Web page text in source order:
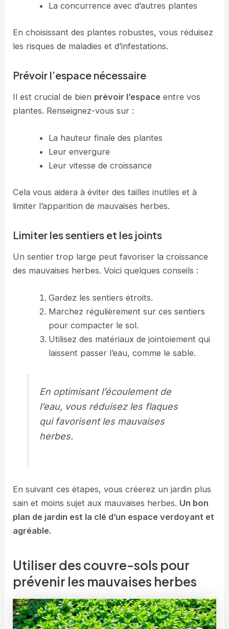
La concurrence avec d’autres plantes
En choisissant des plantes robustes, vous réduisez
les risques de maladies et d’infestations.
Prévoir l’espace nécessaire
Il est crucial de bien prévoir l’espace entre vos
plantes. Renseignez-vous sur :
La hauteur finale des plantes
Leur envergure
Leur vitesse de croissance
Cela vous aidera à éviter des tailles inutiles et à
limiter l’apparition de mauvaises herbes.
Limiter les sentiers et les joints
Un sentier trop large peut favoriser la croissance
des mauvaises herbes. Voici quelques conseils :
Gardez les sentiers étroits.
Marchez régulièrement sur ces sentiers
pour compacter le sol.
Utilisez des matériaux de jointoiement qui
laissent passer l’eau, comme le sable.
En optimisant l’écoulement de
l’eau, vous réduisez les flaques
qui favorisent les mauvaises
herbes.
En suivant ces étapes, vous créerez un jardin plus
sain et moins sujet aux mauvaises herbes. Un bon
plan de jardin est la clé d’un espace verdoyant et
agréable.
Utiliser des couvre-sols pour
prévenir les mauvaises herbes